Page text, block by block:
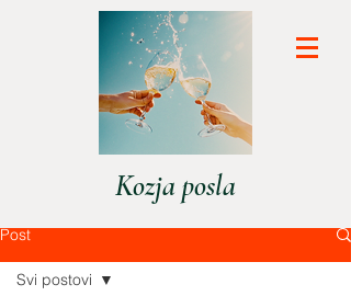
Kozja posla
Post
Svi postovi